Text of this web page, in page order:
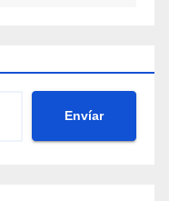
Envíar